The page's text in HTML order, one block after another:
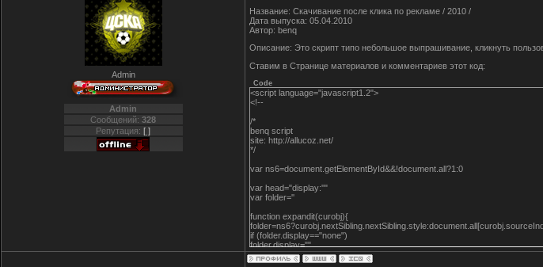
Admin
Admin
Сообщений: 328
Репутация: [ ]
Название: Скачивание после клика по рекламе / 2010 /
Дата выпуска: 05.04.2010
Автор: benq
Описание: Это скрипт типо небольшое выпрашивание, кликнуть
Ставим в Странице материалов и комментариев этот код:
Code
<script language="javascript1.2">
<!--
/*
benq script
site: http://allucoz.net/
*/
var ns6=document.getElementById&&!document.all?1:0
var head="display:''"
var folder=''
function expandit(curobj){
if (folder.display=="none")
folder.display=""
else
folder.display="none"